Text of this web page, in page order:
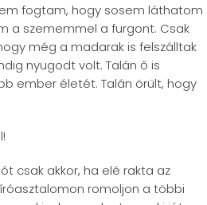
fogtam, hogy sosem láthatom
a szememmel a furgont. Csak
még a madarak is felszálltak
nyugodt volt. Talán ő is
ember életét. Talán örült, hogy
csak akkor, ha elé rakta az
romoljon a többi